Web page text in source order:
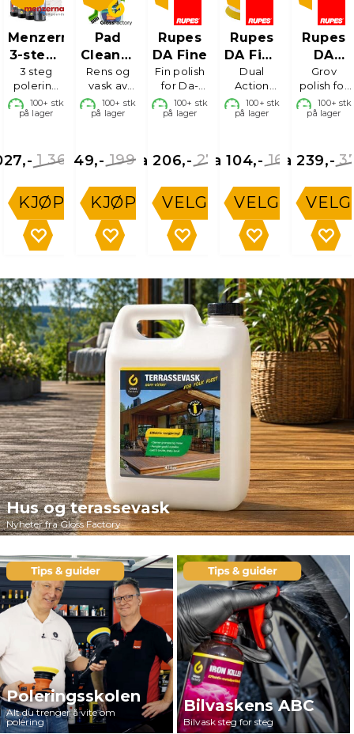
Menzerna
3-stegs
poleringspakke
3 steg
polering
med
keramisk
100+ stk
på lager
1 369,-
KJØP
Pad
Cleaner
Kit
Rens og
vask av
poleringsputer
100+ stk
på lager
199,-
149,-
KJØP
Rupes
DA Fine
Fin polish
for Da-
maskin,
100+ stk
på lager
275,-
Fra 206,-
VELG
Rupes
DA Fine
Poleringsputer
Dual
Action
Poleringsputer
i skum
100+ stk
på lager
168,-
Fra 104,-
VELG
Rupes
DA
Coarse
Grov
polish for
Da-
maskin
100+ stk
på lager
Fra 239,-
VELG
Hus og terassevask
Nyheter fra Gloss Factory
Poleringsskolen
Alt du trenger å vite om
polering
Bilvaskens ABC
Bilvask steg for steg